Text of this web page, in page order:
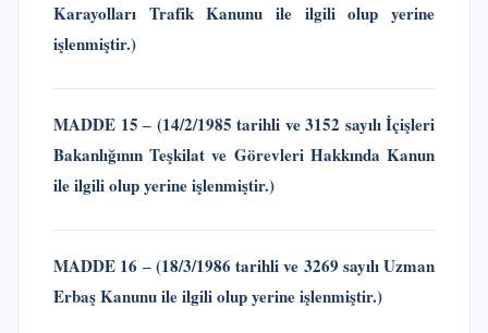
Karayolları Trafik Kanunu ile ilgili olup yerine
işlenmiştir.)
MADDE 15 ‒ (14/2/1985 tarihli ve 3152 sayılı İçişleri
Bakanlığının Teşkilat ve Görevleri Hakkında Kanun
ile ilgili olup yerine işlenmiştir.)
MADDE 16 ‒ (18/3/1986 tarihli ve 3269 sayılı Uzman
Erbaş Kanunuile ilgili olup yerine işlenmiştir.)